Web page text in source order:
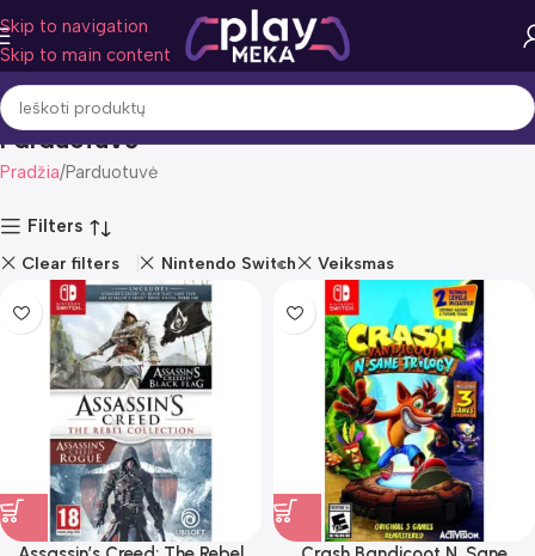
Skip to navigation
Skip to main content
Parduotuvė
Pradžia Parduotuvė
Filters
Clear filters
Nintendo Switch Veiksmas